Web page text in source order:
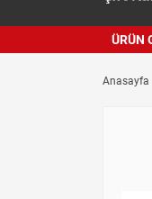
ÜRÜN
Anasayfa